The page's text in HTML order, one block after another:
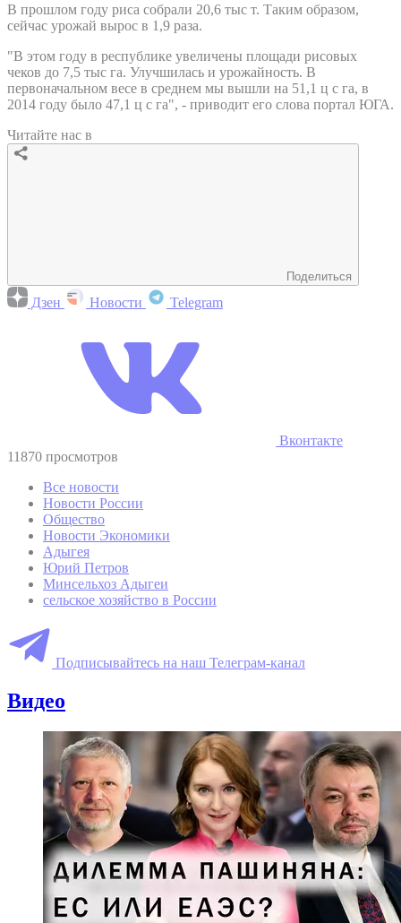
В прошлом году риса собрали 20,6 тыс т. Таким образом,
сейчас урожай вырос в 1,9 раза.
"В этом году в республике увеличены площади рисовых
чеков до 7,5 тыс га. Улучшилась и урожайность. В
первоначальном весе в среднем мы вышли на 51,1 ц с га, в
2014 году было 47,1 ц с га", - приводит его слова портал ЮГА.
Читайте нас в
Поделиться
Дзен Новости Telegram
Вконтакте
11870 просмотров
Все новости
Новости России
Общество
Новости Экономики
Адыгея
Юрий Петров
Минсельхоз Адыгеи
сельское хозяйство в России
Подписывайтесь на наш Телеграм-канал
Видео